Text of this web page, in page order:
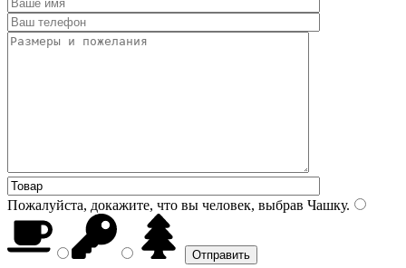
Пожалуйста, докажите, что вы человек, выбрав Чашку.